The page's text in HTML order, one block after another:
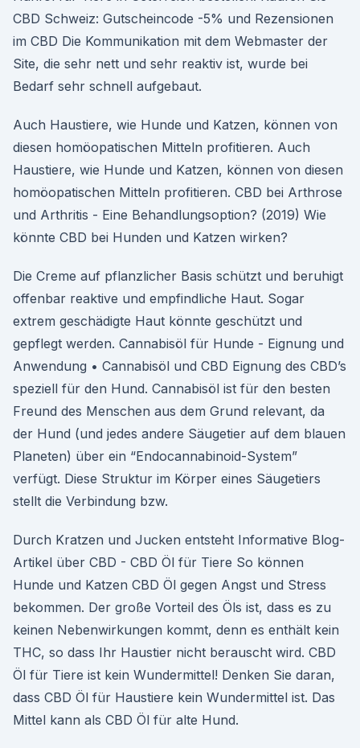
CBD Schweiz: Gutscheincode -5% und Rezensionen
im CBD Die Kommunikation mit dem Webmaster der
Site, die sehr nett und sehr reaktiv ist, wurde bei
Bedarf sehr schnell aufgebaut.
Auch Haustiere, wie Hunde und Katzen, können von
diesen homöopatischen Mitteln profitieren. Auch
Haustiere, wie Hunde und Katzen, können von diesen
homöopatischen Mitteln profitieren. CBD bei Arthrose
und Arthritis - Eine Behandlungsoption? (2019) Wie
könnte CBD bei Hunden und Katzen wirken?
Die Creme auf pflanzlicher Basis schützt und beruhigt
offenbar reaktive und empfindliche Haut. Sogar
extrem geschädigte Haut könnte geschützt und
gepflegt werden. Cannabisöl für Hunde - Eignung und
Anwendung • Cannabisöl und CBD Eignung des CBD’s
speziell für den Hund. Cannabisöl ist für den besten
Freund des Menschen aus dem Grund relevant, da
der Hund (und jedes andere Säugetier auf dem blauen
Planeten) über ein “Endocannabinoid-System”
verfügt. Diese Struktur im Körper eines Säugetiers
stellt die Verbindung bzw.
Durch Kratzen und Jucken entsteht Informative Blog-
Artikel über CBD - CBD Öl für Tiere So können
Hunde und Katzen CBD Öl gegen Angst und Stress
bekommen. Der große Vorteil des Öls ist, dass es zu
keinen Nebenwirkungen kommt, denn es enthält kein
THC, so dass Ihr Haustier nicht berauscht wird. CBD
Öl für Tiere ist kein Wundermittel! Denken Sie daran,
dass CBD Öl für Haustiere kein Wundermittel ist. Das
Mittel kann als CBD Öl für alte Hund.